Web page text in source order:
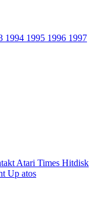
1994 1995 1996 1997
Atari Times Hitdisk
Up atos